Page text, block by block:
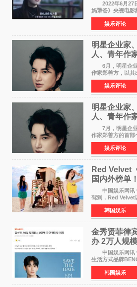
2022年6月27日
妈犟爸》央视电影
电影在央视电影频
日，2022年9月30
月14日）。除了多
娱乐评论
明星企业家
人、青年作
6月，明星企业
作家郑善方，以其
的卓越建树，成功
域的双重影响力
娱乐评论
明星企业家
人、青年作
布， 书写
7月，明星企业
作家郑善方的首
跨界人生》正式发
脉络，首次完整
公益等多领域的
娱乐评论
Red Velvet
国内外榜单
日女王强势
中国娱乐网讯
驾到，Red
扫国内外榜单，
Red Velvet于3日
Summer》，
韩国娱乐
金秀贤菲律
办 2万人规模
中国娱乐网讯
生活方式品牌
面会，将于10月2
Asia（MOA）竞
这也是金秀贤自去
韩国娱乐